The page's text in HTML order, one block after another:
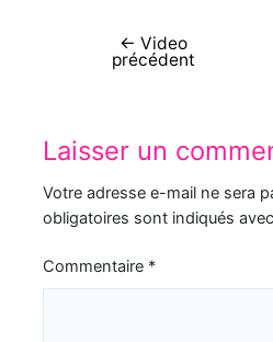
← Video
précédent
Laisser un
Votre adresse e-mail ne sera
obligatoires sont indiqués avec
Commentaire *